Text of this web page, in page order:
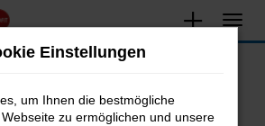
Fahrzeugsuche
Einstellungen
um Ihnen die bestmögliche
zu ermöglichen und unsere